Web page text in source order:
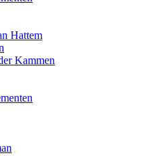
Hattem
Kammen